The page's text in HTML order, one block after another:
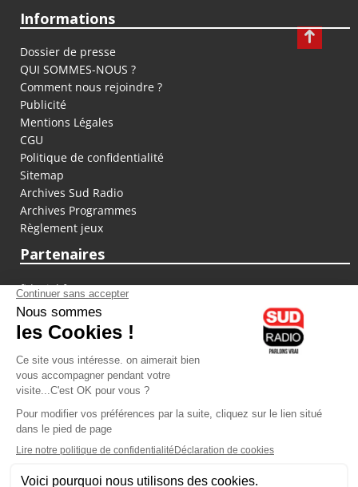
Informations
Dossier de presse
QUI SOMMES-NOUS ?
Comment nous rejoindre ?
Publicité
Mentions Légales
CGU
Politique de confidentialité
Sitemap
Archives Sud Radio
Archives Programmes
Règlement jeux
Partenaires
fiducial.fr
lyoncapitale.fr
olympique-et-lyonnais.com
L'application Iphone / Android
Téléchargez l'application
Les cookies
Gestion des cookies